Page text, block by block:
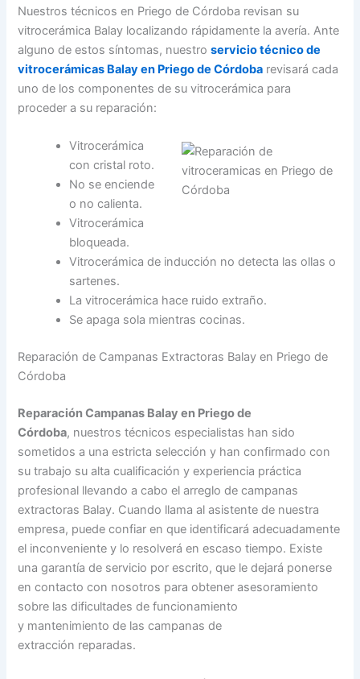
Nuestros técnicos en Priego de Córdoba revisan su
vitrocerámica Balay localizando rápidamente la avería. Ante
alguno de estos síntomas, nuestroservicio técnico de
vitrocerámicas Balay en Priego de Córdoba revisará cada
uno de los componentes de su vitrocerámica para
proceder a su reparación:
Vitrocerámica
con cristal roto.
No se enciende
o no calienta.
Vitrocerámica
bloqueada.
Vitrocerámica de inducción no detecta las ollas o
sartenes.
La vitrocerámica hace ruido extraño.
Se apaga sola mientras cocinas.
Reparación de Campanas Extractoras Balay en Priego de
Córdoba
Reparación Campanas Balay en Priego de
Córdoba, nuestros técnicos especialistas han sido
sometidos a una estricta selección y han confirmado con
su trabajo su alta cualificación y experiencia práctica
profesional llevando a cabo el arreglo de campanas
extractoras Balay. Cuando llama al asistente de nuestra
empresa, puede confiar en que identificará adecuadamente
el inconveniente y lo resolverá en escaso tiempo. Existe
una garantía de servicio por escrito, que le dejará ponerse
en contacto con nosotros para obtener asesoramiento
sobre las dificultades de funcionamiento
y mantenimiento de las campanas de
extracción reparadas.